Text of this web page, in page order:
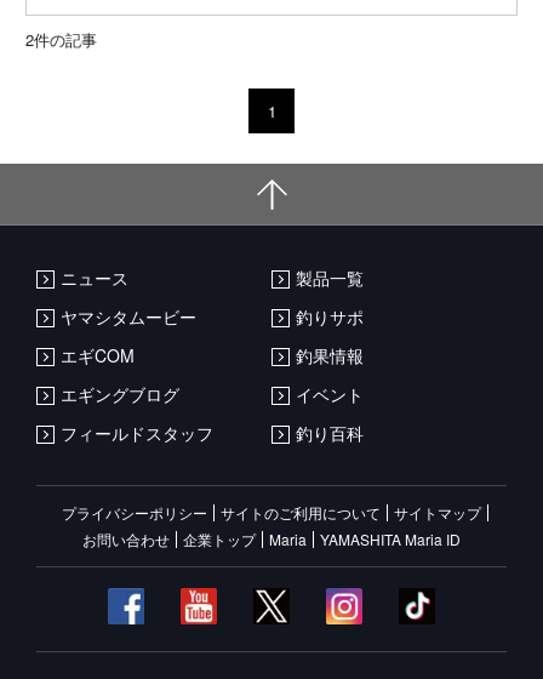
2件の記事
1
ニュース
製品一覧
ヤマシタムービー
釣りサポ
エギCOM
釣果情報
エギングブログ
イベント
フィールドスタッフ
釣り百科
プライバシーポリシー サイトのご利用について
サイトマップ
お問い合わせ
企業トップ Maria YAMASHITA Maria ID